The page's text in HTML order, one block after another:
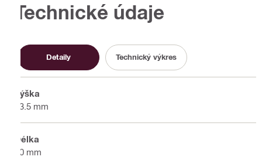
Technické údaje
Detaily Technický výkres
Výška
63.5 mm
Délka
50 mm